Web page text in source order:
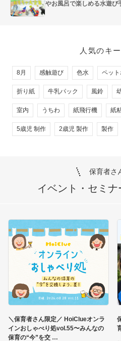
やお風呂で楽しめる水遊び
人気のキ
8月 感触遊び 色水 ペッ
折り紙 牛乳パック 風鈴
室内 うちわ 紙飛行機 紙
5歳児 制作 2歳児 製作 製作
保育者さ
イベント・セミナ
＼保育者さん限定／ HoiClueオンラ
インおしゃべり処vol.55〜みんなの
保育の“今”を交